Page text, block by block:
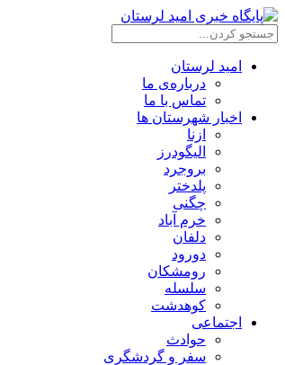
امید لرستان
درباره‌ی ما
تماس با ما
اخبار شهرستان ها
ازنا
الیگودرز
بروجرد
پلدختر
چگنی
خرم آباد
دلفان
دورود
رومشکان
سلسله
کوهدشت
اجتماعی
حوادث
سفر و گردشگری